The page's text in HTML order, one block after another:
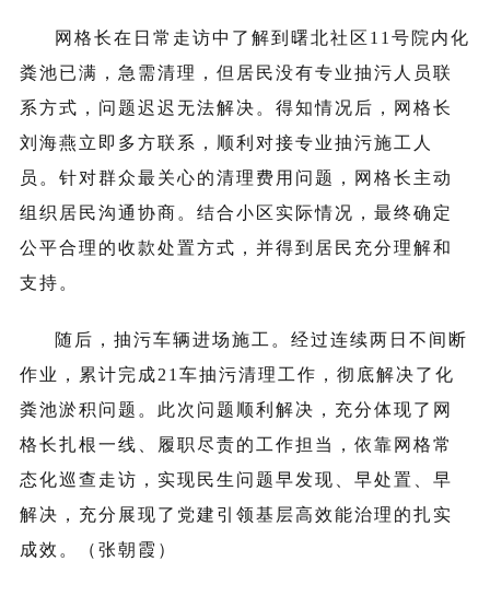
网格长在日常走访中了解到曙北社区 11 号院内化
粪池已满，急需清理，但居民没有专业抽污人员联
系方式，问题迟迟无法解决。得知情况后，网格长
刘 海燕立即多方联系，顺利对接专业抽污施工人
员。针对群众最关心的清理费用问题，网格长主动
组织居民沟通协商。结合小区实际情况，最终确定
公平合理的收款处置方式，并得到居民充分理解和
支持。
随后，抽污车辆进场施工。经过连续两日不间断
作业，累计完成21 车抽污清理工作，彻底解决了化
粪池淤积问题。此次问题顺利解决，充分体现了网
格长扎根一线、履职尽责的工作担当，依靠网格常
态化巡查走访，实现民生问题早发现、早处置、早
解决，充分展现了党建引领基层高效能治理的扎实
成效。（张朝霞）